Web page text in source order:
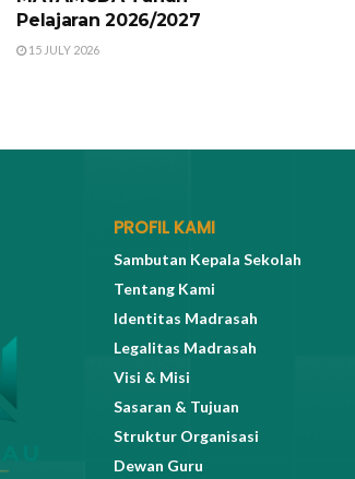
Pelajaran 2026/2027
15 JULY 2026
PROFIL KAMI
Sambutan Kepala Sekolah
Tentang Kami
Identitas Madrasah
Legalitas Madrasah
Visi & Misi
Sasaran & Tujuan
Struktur Organisasi
Dewan Guru